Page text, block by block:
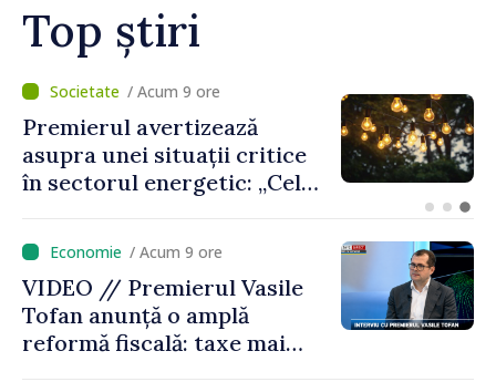
Top știri
/ Acum 9 ore
Premierul avertizează
asupra unei situații critice
în sectorul energetic: „Cel
putea cumpăra nici curent
de avarie” / Acum 9 ore
VIDEO // Premierul Vasile
Tofan anunță o amplă
reformă fiscală: taxe mai